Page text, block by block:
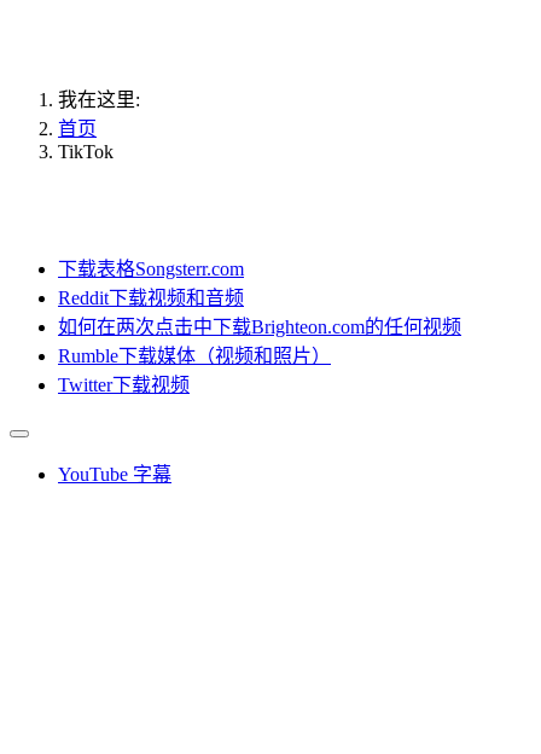
我在这里:
首页
TikTok
下载表格Songsterr.com
Reddit下载视频和音频
如何在两次点击中下载Brighteon.com的任何视频
Rumble下载媒体（视频和照片）
Twitter下载视频
YouTube 字幕